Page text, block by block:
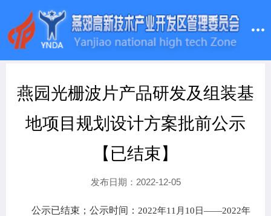
燕园光栅波片产品研发及组装基
地项目规划设计方案批前公示
【已结束】
发布日期：2022-12-05
公示已结束；公示时间： 2022年11月10日——2022年